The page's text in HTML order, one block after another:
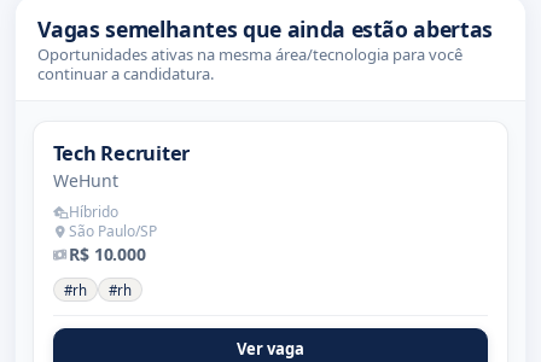
Vagas semelhantes que ainda estão abertas
Oportunidades ativas na mesma área/tecnologia para você
continuar a candidatura.
Tech Recruiter
WeHunt
Híbrido
São Paulo/SP
R$ 10.000
#rh #rh
Ver vaga